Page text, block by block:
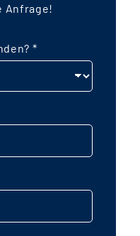
Anfrage!
*